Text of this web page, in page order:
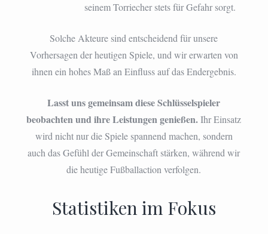
seinem Torriecher stets für Gefahr sorgt.
Solche Akteure sind entscheidend für unsere
Vorhersagen der heutigen Spiele, und wir erwarten von
ihnen ein hohes Maß an Einfluss auf das Endergebnis.
Lasst uns gemeinsam diese Schlüsselspieler
beobachten und ihre Leistungen genießen.Ihr Einsatz
wird nicht nur die Spiele spannend machen, sondern
auch das Gefühl der Gemeinschaft stärken, während wir
die heutige Fußballaction verfolgen.
Statistiken im Fokus